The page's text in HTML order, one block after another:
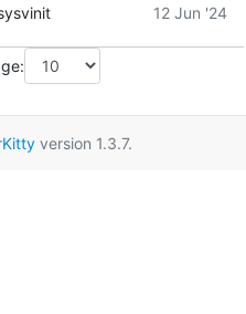
12 Jun '24
version 1.3.7.